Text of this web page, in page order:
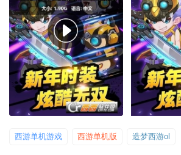
西游单机游戏 西游单机版 造梦西游ol